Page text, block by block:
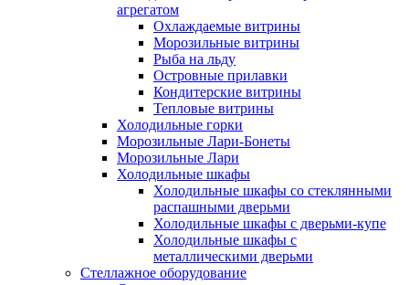
агрегатом
Охлаждаемые витрины
Морозильные витрины
Рыба на льду
Островные прилавки
Кондитерские витрины
Тепловые витрины
Холодильные горки
Морозильные Лари-Бонеты
Морозильные Лари
Холодильные шкафы
Холодильные шкафы со стеклянными
распашными дверьми
Холодильные шкафы с дверьми-купе
Холодильные шкафы с
металлическими дверьми
Стеллажное оборудование